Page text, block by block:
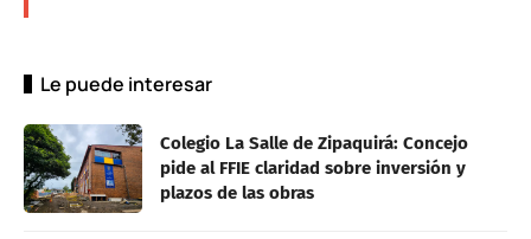
Le puede interesar
Colegio La Salle de Zipaquirá: Concejo
pide al FFIE claridad sobre inversión y
plazos de las obras